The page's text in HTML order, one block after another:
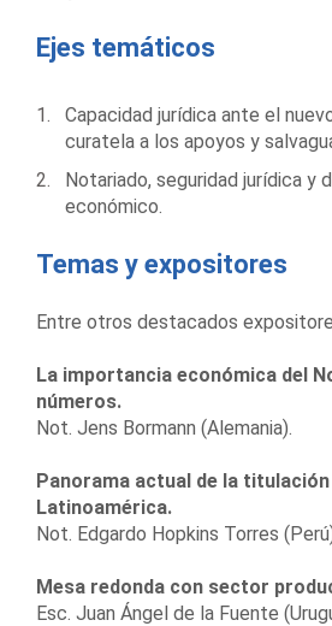
Ejes temáticos
Capacidad jurídica ante el
curatela a los apoyos y
Notariado, seguridad jurídica y
económico.
Temas y expositores
Entre otros destacados
La importancia económica del
números.
Not. Jens Bormann (Alemania).
Panorama actual de la
Latinoamérica.
Not. Edgardo Hopkins Torres
Mesa redonda con sector
Esc. Juan Ángel de la Fuente